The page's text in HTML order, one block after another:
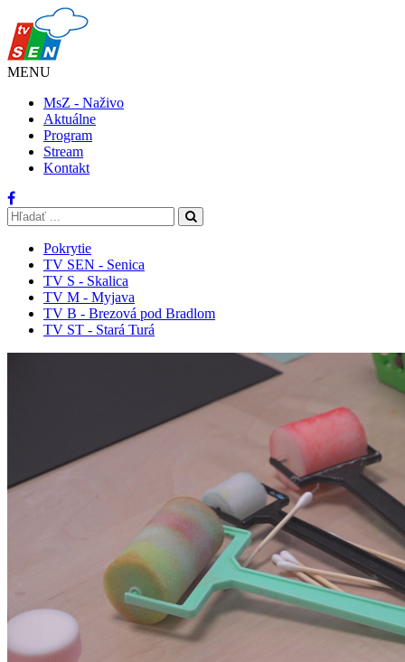
MENU
MsZ - Naživo
Aktuálne
Program
Stream
Kontakt
Pokrytie
TV SEN - Senica
TV S - Skalica
TV M - Myjava
TV B - Brezová pod Bradlom
TV ST - Stará Turá